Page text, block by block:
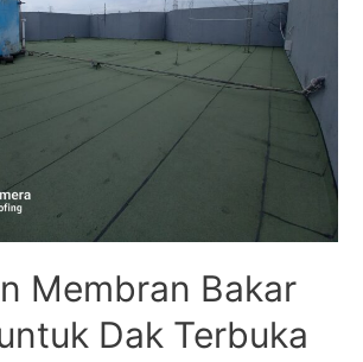
Membran Bakar
Dak Terbuka